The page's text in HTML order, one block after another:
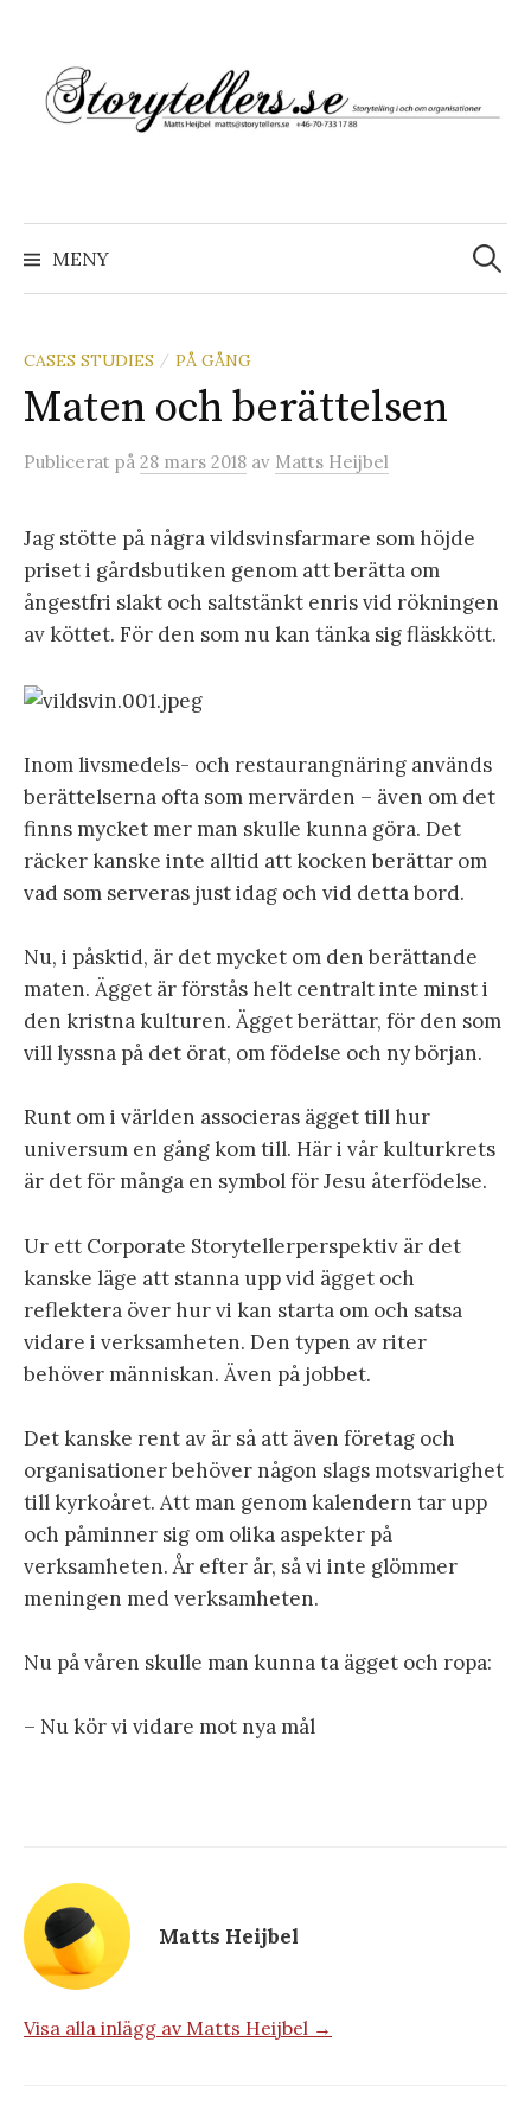
innehåll
MENY
Sök
efter:
CASES STUDIES / PÅ GÅNG
Maten och berättelsen
Publicerat på 28 mars 2018 av Matts Heijbel
Jag stötte på några vildsvinsfarmare som höjde
priset i gårdsbutiken genom att berätta om
ångestfri slakt och saltstänkt enris vid rökningen
av köttet. För den som nu kan tänka sig fläskkött.
Inom livsmedels- och restaurangnäring används
berättelserna ofta som mervärden – även om det
finns mycket mer man skulle kunna göra. Det
räcker kanske inte alltid att kocken berättar om
vad som serveras just idag och vid detta bord.
Nu, i påsktid, är det mycket om den berättande
maten. Ägget är förstås helt centralt inte minst i
den kristna kulturen. Ägget berättar, för den som
vill lyssna på det örat, om födelse och ny början.
Runt om i världen associeras ägget till hur
universum en gång kom till. Här i vår kulturkrets
är det för många en symbol för Jesu återfödelse.
Ur ett Corporate Storytellerperspektiv är det
kanske läge att stanna upp vid ägget och
reflektera över hur vi kan starta om och satsa
vidare i verksamheten. Den typen av riter
behöver människan. Även på jobbet.
Det kanske rent av är så att även företag och
organisationer behöver någon slags motsvarighet
till kyrkoåret. Att man genom kalendern tar upp
och påminner sig om olika aspekter på
verksamheten. År efter år, så vi inte glömmer
meningen med verksamheten.
Nu på våren skulle man kunna ta ägget och ropa:
– Nu kör vi vidare mot nya mål
Matts Heijbel
Visa alla inlägg av Matts Heijbel →